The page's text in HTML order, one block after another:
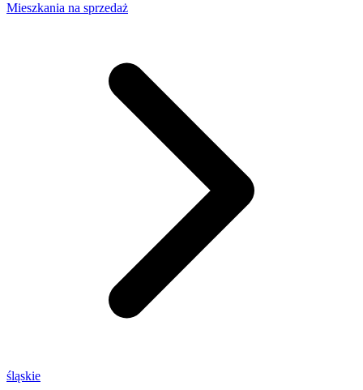
Mieszkania na sprzedaż
śląskie